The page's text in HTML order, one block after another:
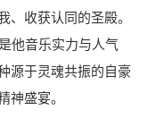
收获认同的圣殿。
他音乐实力与人气
源于灵魂共振的自豪
盛宴。